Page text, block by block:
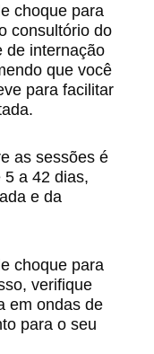
choque para
consultório do
de internação
que você
para facilitar
as sessões é
a 42 dias,
e da
choque para
verifique
em ondas de
para o seu